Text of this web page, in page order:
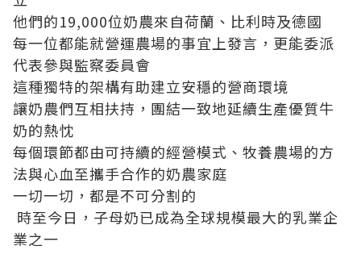
他們的19,000位奶農來自荷蘭、比利時及德國
每一位都能就營運農場的事宜上發言，更能委派
代表參與監察委員會
這種獨特的架構有助建立安穩的營商環境
讓奶農們互相扶持，團結一致地延續生產優質牛
奶的熱忱
每個環節都由可持續的經營模式、牧養農場的方
法與心血至攜手合作的奶農家庭
一切一切，都是不可分割的
時至今日，子母奶已成為全球規模最大的乳業企
業之一